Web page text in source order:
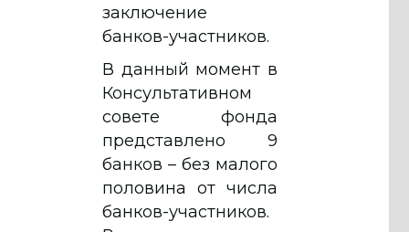
заключение
банков-участников.
В данный момент в
Консультативном
совете фонда
представлено 9
банков – без малого
половина от числа
банков-участников.